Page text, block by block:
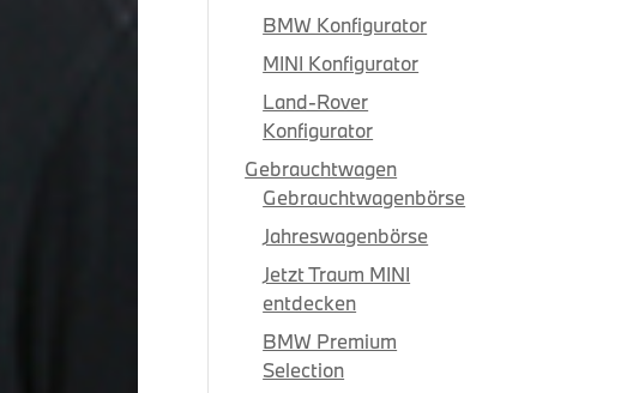
BMW Konfigurator
MINI Konfigurator
Land-Rover
Konfigurator
Gebrauchtwagen
Gebrauchtwagenbörse
Jahreswagenbörse
Jetzt Traum MINI
entdecken
BMW Premium
Selection